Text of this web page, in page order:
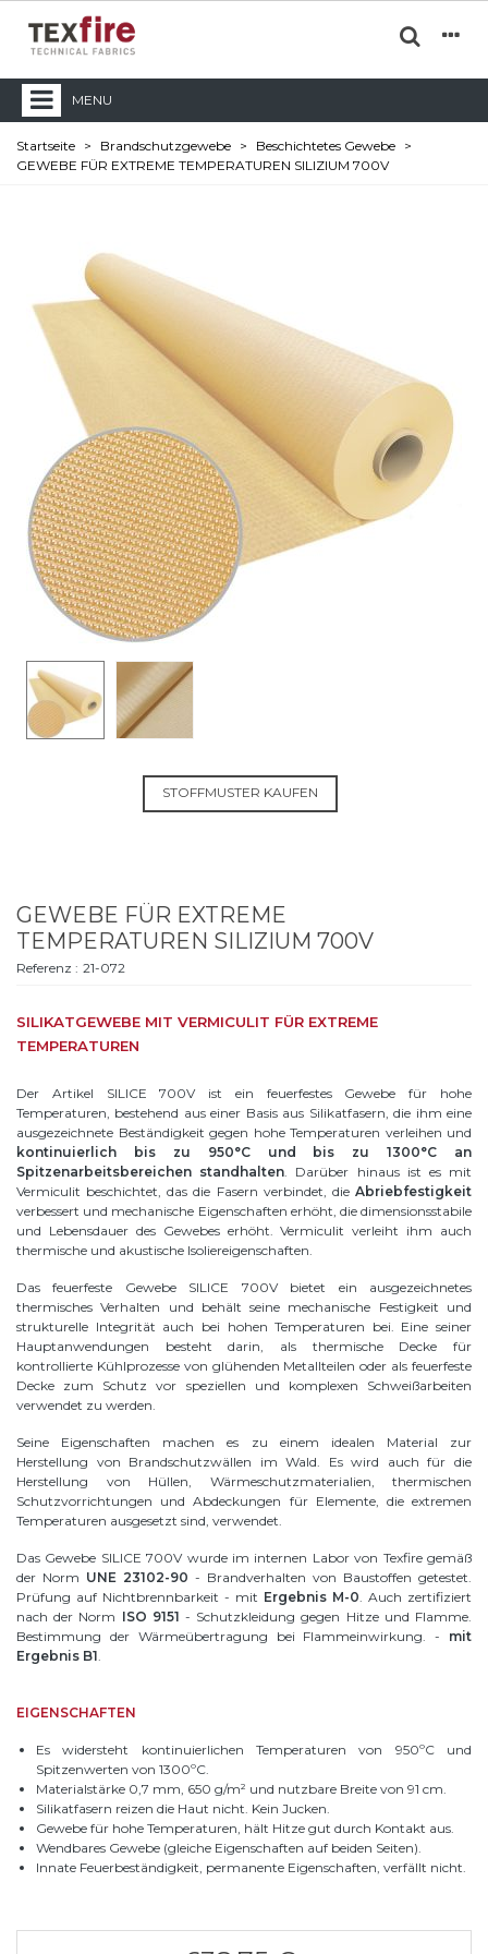
MENU
Startseite > Brandschutzgewebe > Beschichtetes Gewebe >
GEWEBE FÜR EXTREME TEMPERATUREN SILIZIUM 700V
STOFFMUSTER KAUFEN
GEWEBE FÜR EXTREME
TEMPERATUREN SILIZIUM 700V
Referenz : 21-072
SILIKATGEWEBE MIT VERMICULIT FÜR EXTREME
TEMPERATUREN
Der Artikel SILICE 700V ist ein feuerfestes Gewebe für hohe
Temperaturen, bestehend aus einer Basis aus Silikatfasern, die ihm eine
ausgezeichnete Beständigkeit gegen hohe Temperaturen verleihen und
kontinuierlich bis zu 950°C und bis zu 1300°C an
Spitzenarbeitsbereichen standhalten. Darüber hinaus ist es mit
Vermiculit beschichtet, das die Fasern verbindet, die Abriebfestigkeit
verbessert und mechanische Eigenschaften erhöht, die dimensionsstabile
und Lebensdauer des Gewebes erhöht. Vermiculit verleiht ihm auch
thermische und akustische Isoliereigenschaften.
Das feuerfeste Gewebe SILICE 700V bietet ein ausgezeichnetes
thermisches Verhalten und behält seine mechanische Festigkeit und
strukturelle Integrität auch bei hohen Temperaturen bei. Eine seiner
Hauptanwendungen besteht darin, als thermische Decke für
kontrollierte Kühlprozesse von glühenden Metallteilen oder als feuerfeste
Decke zum Schutz vor speziellen und komplexen Schweißarbeiten
verwendet zu werden.
Seine Eigenschaften machen es zu einem idealen Material zur
Herstellung von Brandschutzwällen im Wald. Es wird auch für die
Herstellung von Hüllen, Wärmeschutzmaterialien, thermischen
Schutzvorrichtungen und Abdeckungen für Elemente, die extremen
Temperaturen ausgesetzt sind, verwendet.
Das Gewebe SILICE 700V wurde im internen Labor von Texfire gemäß
der Norm UNE 23102-90 - Brandverhalten von Baustoffen getestet.
Prüfung auf Nichtbrennbarkeit - mit Ergebnis M-0. Auch zertifiziert
nach der Norm ISO 9151 - Schutzkleidung gegen Hitze und Flamme.
Bestimmung der Wärmeübertragung bei Flammeinwirkung. - mit
Ergebnis B1.
EIGENSCHAFTEN
Es widersteht kontinuierlichen Temperaturen von 950ºC und
Spitzenwerten von 1300ºC.
Materialstärke 0,7 mm, 650 g/m² und nutzbare Breite von 91 cm.
Silikatfasern reizen die Haut nicht. Kein Jucken.
Gewebe für hohe Temperaturen, hält Hitze gut durch Kontakt aus.
Wendbares Gewebe (gleiche Eigenschaften auf beiden Seiten).
Innate Feuerbeständigkeit, permanente Eigenschaften, verfällt nicht.